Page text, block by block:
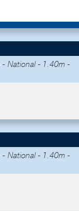
- National - 1.40m -
- National - 1.40m -